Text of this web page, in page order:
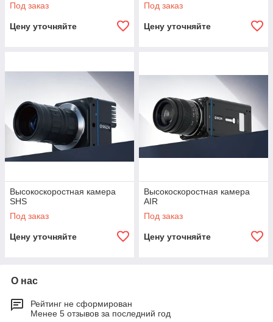
Под заказ
Цену уточняйте
Под заказ
Цену уточняйте
Высокоскоростная камера
SHS
Под заказ
Цену уточняйте
Высокоскоростная камера
AIR
Под заказ
Цену уточняйте
О нас
Рейтинг не сформирован
Менее 5 отзывов за последний год